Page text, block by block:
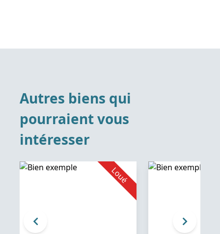
Autres biens qui
pourraient vous
intéresser
Loué